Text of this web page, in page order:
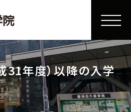
31年度）以降の入学